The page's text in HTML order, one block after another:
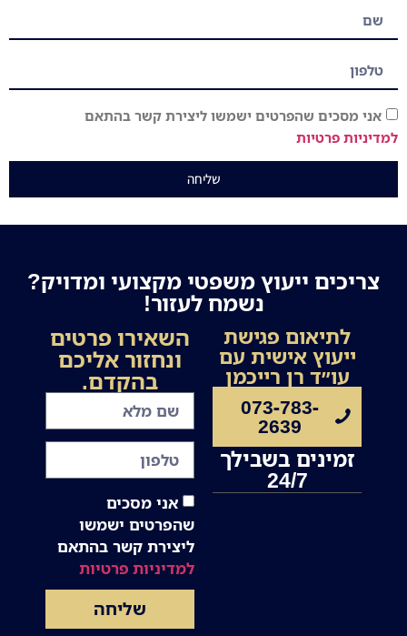
אני מסכים שהפרטים ישמשו ליצירת קשר בהתאם
למדיניות פרטיות
שליחה
צריכים ייעוץ משפטי מקצועי ומדויק?
נשמח לעזור!
לתיאום פגישת
ייעוץ אישית עם
עו״ד רן רייכמן
073-783-
2639
זמינים בשבילך
24/7
השאירו פרטים
ונחזור אליכם
בהקדם.
אני מסכים
שהפרטים ישמשו
ליצירת קשר בהתאם
למדיניות פרטיות
שליחה